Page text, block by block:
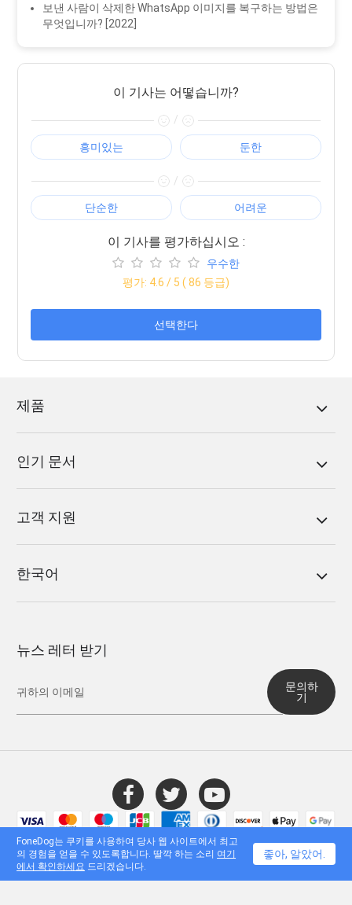
보낸 사람이 삭제한 WhatsApp 이미지를 복구하는 방법은
무엇입니까? [2022]
이 기사는 어떻습니까?
/
흥미있는 둔한
/
단순한 어려운
이 기사를 평가하십시오 :
우수한
평가: 4.6 / 5 ( 86 등급)
선택한다
제품
인기 문서
고객 지원
한국어
뉴스 레터 받기
문의하
기
© 2016 - 2026 FoneDog Technology Limited, 홍콩. 모든 권리 보유.
FoneDog는 쿠키를 사용하여 당사 웹 사이트에서 최고
의 경험을 얻을 수 있도록합니다. 딸깍 하는 소리 여기
에서 확인하세요 드리겠습니다.
좋아, 알았어.